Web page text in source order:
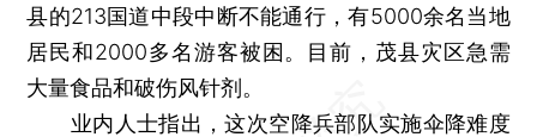
县的213国道中段中断不能通行，有5000余名当地
居民和2000多名游客被困。目前，茂县灾区急需
大量食品和破伤风针剂。
业内人士指出，这次空降兵部队实施伞降难度